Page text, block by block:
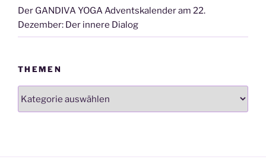
Der GANDIVA YOGA Adventskalender am 22.
Dezember: Der innere Dialog
THEMEN